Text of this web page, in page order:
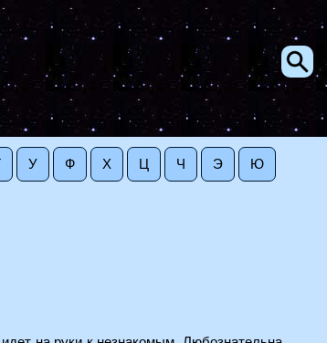
У Ф Х Ц Ч Э Ю